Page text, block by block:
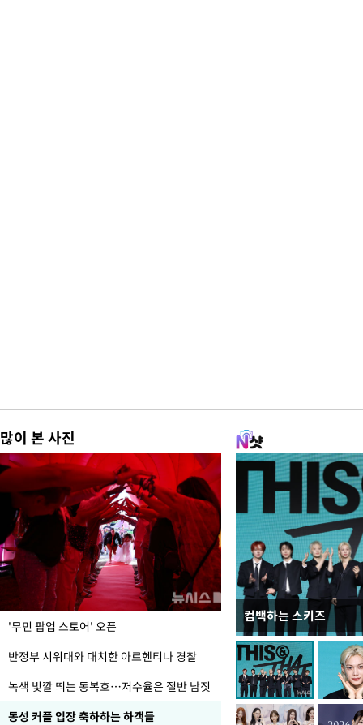
많이 본 사진
'무민 팝업 스토어' 오픈
반정부 시위대와 대치한 아르헨티나 경찰
녹색 빛깔 띄는 동복호…저수율은 절반 남짓
동성 커플 입장 축하하는 하객들
컴백하는 스키즈
지석천 뒤덮은 개구리